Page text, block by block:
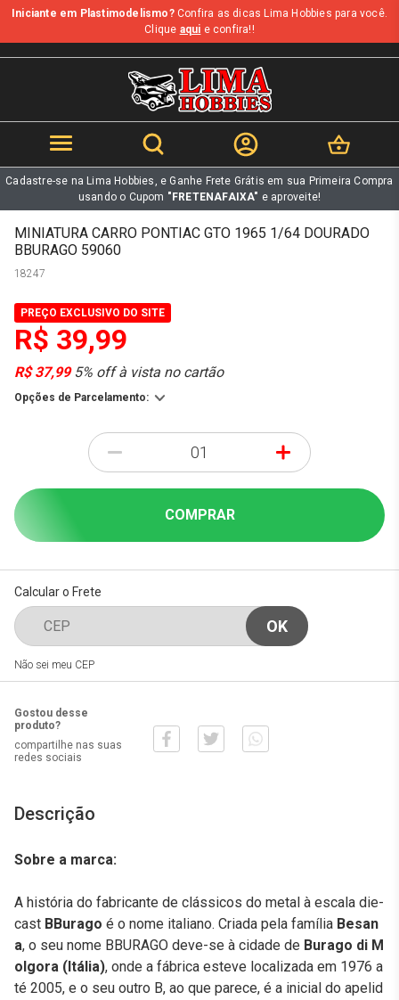
b
Iniciante em Plastimodelismo?Confira as dicas Lima Hobbies para você.
Clique aqui e confira!!
Cadastre-se na Lima Hobbies, e Ganhe Frete Grátis em sua Primeira Compra
usando o Cupom "FRETENAFAIXA" e aproveite!
MINIATURA CARRO PONTIAC GTO 1965 1/64 DOURADO
BBURAGO 59060
18247
PREÇO EXCLUSIVO DO SITE
R$ 39,99
R$ 37,995% off à vista no cartão
Opções de Parcelamento:
- +
COMPRAR
Calcular o Frete
Não sei meu CEP
Gostou desse
produto?
compartilhe nas suas
redes sociais
Descrição
Sobre a marca:
A história do fabricante de clássicos do metal à escala die-
cast BBurago é o nome italiano. Criada pela família Besan
a, o seu nome BBURAGO deve-se à cidade de Burago di M
olgora (Itália), onde a fábrica esteve localizada em 1976 a
té 2005, e o seu outro B, ao que parece, é a inicial do apelid